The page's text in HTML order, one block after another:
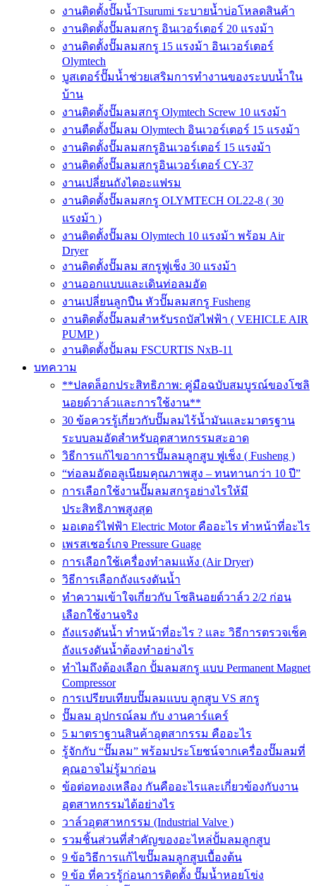
งานติดตั้งปั๊มน้ำTsurumi ระบายน้ำบ่อโหลดสินค้า
งานติดตั้งปั๊มลมสกรู อินเวอร์เตอร์ 20 แรงม้า
งานติดตั้งปั๊มลมสกรู 15 แรงม้า อินเวอร์เตอร์
Olymtech
บูสเตอร์ปั๊มน้ำช่วยเสริมการทำงานของระบบน้ำใน
บ้าน
งานติดตั้งปั๊มลมสกรู Olymtech Screw 10 แรงม้า
งานตืดตั้งปั๊มลม Olymtech อินเวอร์เตอร์ 15 แรงม้า
งานติดตั้งปั๊มลมสกรูอินเวอร์เตอร์ 15 แรงม้า
งานติดตั้งปั๊มลมสกรูอินเวอร์เตอร์ CY-37
งานเปลี่ยนถังไดอะแฟรม
งานติดตั้งปั๊มลมสกรู OLYMTECH OL22-8 ( 30
แรงม้า )
งานติดตั้งปั๊มลม Olymtech 10 แรงม้า พร้อม Air
Dryer
งานติดตั้งปั๊มลม สกรูฟูเช็ง 30 แรงม้า
งานออกแบบและเดินท่อลมอัด
งานเปลี่ยนลูกปืน หัวปั๊มลมสกรู Fusheng
งานติดตั้งปั๊มลมสำหรับรถบัสไฟฟ้า ( VEHICLE AIR
PUMP )
งานติดตั้งปั้มลม FSCURTIS NxB-11
บทความ
**ปลดล็อกประสิทธิภาพ: คู่มือฉบับสมบูรณ์ของโซลิ
นอยด์วาล์วและการใช้งาน**
30 ข้อควรรู้เกี่ยวกับปั๊มลมไร้น้ำมันและมาตรฐาน
ระบบลมอัดสำหรับอุตสาหกรรมสะอาด
วิธีการแก้ไขอาการปั๊มลมลูกสูบ ฟูเช็ง ( Fusheng )
“ท่อลมอัดอลูเนียมคุณภาพสูง – ทนทานกว่า 10 ปี”
การเลือกใช้งานปั๊มลมสกรูอย่างไรให้มี
ประสิทธิภาพสูงสุด
มอเตอร์ไฟฟ้า Electric Motor คืออะไร ทำหน้าที่อะไร
เพรสเชอร์เกจ Pressure Guage
การเลือกใช้เครื่องทำลมแห้ง (Air Dryer)
วิธีการเลือกถังแรงดันน้ำ
ทำความเข้าใจเกี่ยวกับ โซลินอยด์วาล์ว 2/2 ก่อน
เลือกใช้งานจริง
ถังแรงดันน้ำ ทำหน้าที่อะไร ? และ วิธีการตรวจเช็ค
ถังแรงดันน้ำต้องทำอย่างไร
ทำไมถึงต้องเลือก ปั้มลมสกรู แบบ Permanent Magnet
Compressor
การเปรียบเทียบปั๊มลมแบบ ลูกสูบ VS สกรู
ปั๊มลม อุปกรณ์ลม กับ งานคาร์แคร์
5 มาตราฐานสินค้าอุตสากรรม คืออะไร
รู้จักกับ “ปั๊มลม” พร้อมประโยชน์จากเครื่องปั๊มลมที่
คุณอาจไม่รู้มาก่อน
ข้อต่อทองเหลือง กันคืออะไรและเกี่ยวข้องกับงาน
อุตสาหกรรมได้อย่างไร
วาล์วอุตสาหกรรม (Industrial Valve )
รวมชิ้นส่วนที่สำคัญของอะไหล่ปั้มลมลูกสูบ
9 ข้อวิธีการแก้ไขปั๊มลมลูกสูบเบื้องต้น
9 ข้อ ที่ควรรู้ก่อนการติดตั้ง ปั๊มน้ำหอยโข่ง